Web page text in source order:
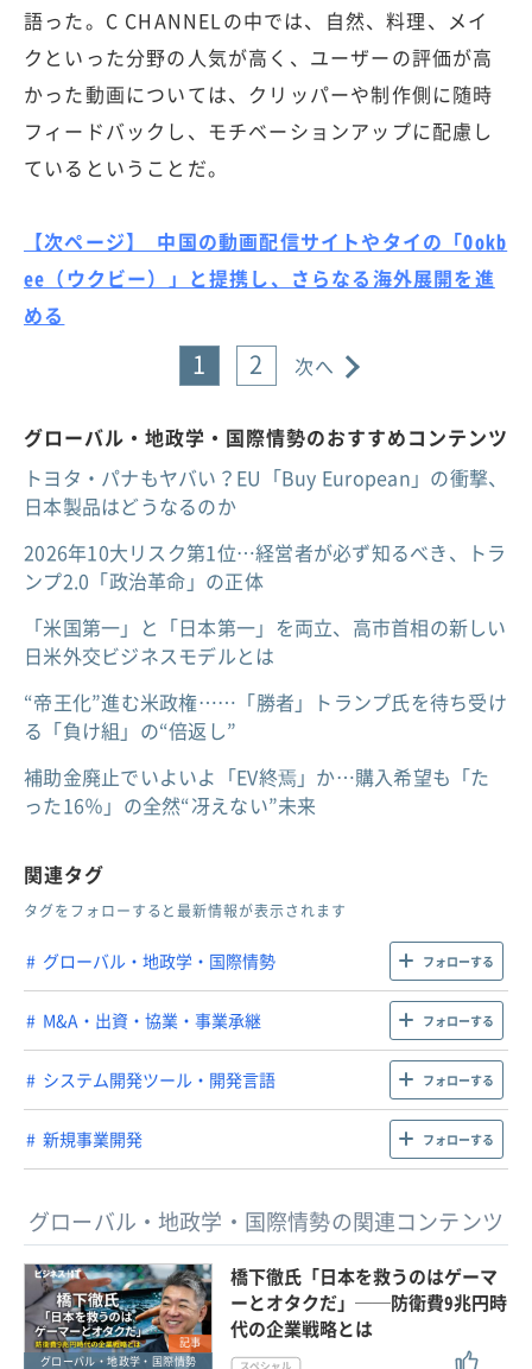
語った。C CHANNELの中では、自然、料理、メイ
クといった分野の人気が高く、ユーザーの評価が高
かった動画については、クリッパーや制作側に随時
フィードバックし、モチベーションアップに配慮し
ているということだ。
【次ページ】 中国の動画配信サイトやタイの「Ookb
ee（ウクビー）」と提携し、さらなる海外展開を進
める
1 2 次へ
グローバル・地政学・国際情勢のおすすめコンテンツ
トヨタ・パナもヤバい？EU「Buy European」の衝撃、
日本製品はどうなるのか
2026年10大リスク第1位…経営者が必ず知るべき、トラ
ンプ2.0「政治革命」の正体
「米国第一」と「日本第一」を両立、高市首相の新しい
日米外交ビジネスモデルとは
“帝王化”進む米政権……「勝者」トランプ氏を待ち受け
る「負け組」の“倍返し”
補助金廃止でいよいよ「EV終焉」か…購入希望も「た
った16％」の全然“冴えない”未来
関連タグ
タグをフォローすると最新情報が表示されます
グローバル・地政学・国際情勢 フォローする
M&A・出資・協業・事業承継 フォローする
システム開発ツール・開発言語 フォローする
新規事業開発 フォローする
グローバル・地政学・国際情勢の関連コンテンツ
記事
グローバル・地政学・国際情勢
橋下徹氏「日本を救うのはゲーマ
ーとオタクだ」──防衛費9兆円時
代の企業戦略とは